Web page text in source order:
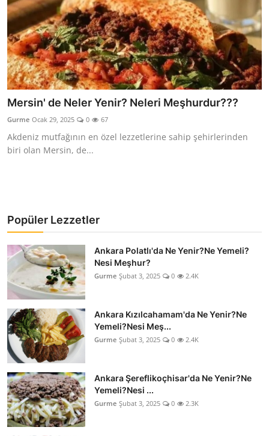
Mersin' de Neler Yenir? Neleri Meşhurdur???
Gurme Ocak 29, 2025 0 67
Akdeniz mutfağının en özel lezzetlerine sahip şehirlerinden
biri olan Mersin, de...
Popüler Lezzetler
Ankara Polatlı'da Ne Yenir?Ne Yemeli?
Nesi Meşhur?
Gurme Şubat 3, 2025 0 2.4K
Ankara Kızılcahamam'da Ne Yenir?Ne
Yemeli?Nesi Meş...
Gurme Şubat 3, 2025 0 2.4K
Ankara Şereflikoçhisar'da Ne Yenir?Ne
Yemeli?Nesi ...
Gurme Şubat 3, 2025 0 2.3K